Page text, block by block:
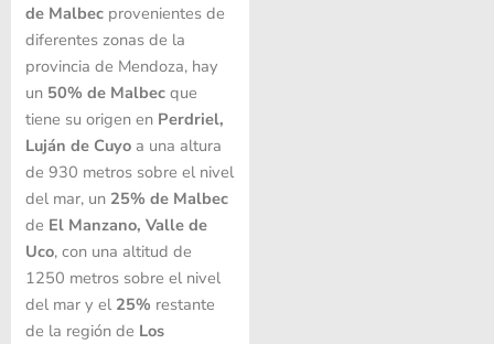
de Malbecprovenientes de
diferentes zonas de la
provincia de Mendoza, hay
un 50% de Malbecque
tiene su origen en Perdriel,
Luján de Cuyoa una altura
de 930 metros sobre el nivel
del mar, un 25% de Malbec
de El Manzano, Valle de
Uco, con una altitud de
1250 metros sobre el nivel
del mar y el 25% restante
de la región de Los